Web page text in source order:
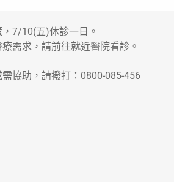
7/10(五)休診一日。
需求，請前往就近醫院看診。
協助，請撥打：0800-085-456